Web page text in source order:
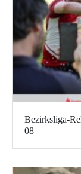
Bezirksliga-
08